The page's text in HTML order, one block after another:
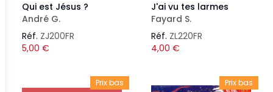
Qui est Jésus ?
André G.
Réf. ZJ200FR
5,00 €
J'ai vu tes larmes
Fayard S.
Réf. ZL220FR
4,00 €
Prix bas Prix bas